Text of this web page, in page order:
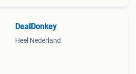
DealDonkey
Heel Nederland